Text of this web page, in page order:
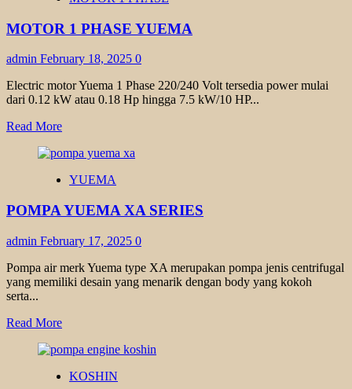
PHASE
MOTOR 1 PHASE YUEMA
admin February 18, 2025 0
Electric motor Yuema 1 Phase 220/240 Volt tersedia power mulai
dari 0.12 kW atau 0.18 Hp hingga 7.5 kW/10 HP...
Read MoreRead
about
YUEMA
YUEMA
POMPA YUEMA XA SERIES
admin February 17, 2025 0
Pompa air merk Yuema type XA merupakan pompa jenis centrifugal
yang memiliki desain yang menarik dengan body yang kokoh
serta...
Read MoreRead
about
YUEMA
KOSHIN